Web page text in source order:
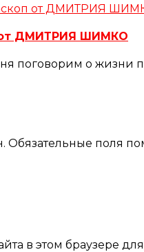
от ДМИТРИЯ ШИМКО
поговорим о
Обязательные поля
в этом браузере